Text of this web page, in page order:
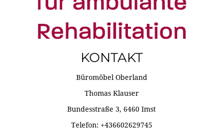
KONTAKT
Büromöbel Oberland
Thomas Klauser
Bundesstraße 3, 6460 Imst
Telefon: +436602629745